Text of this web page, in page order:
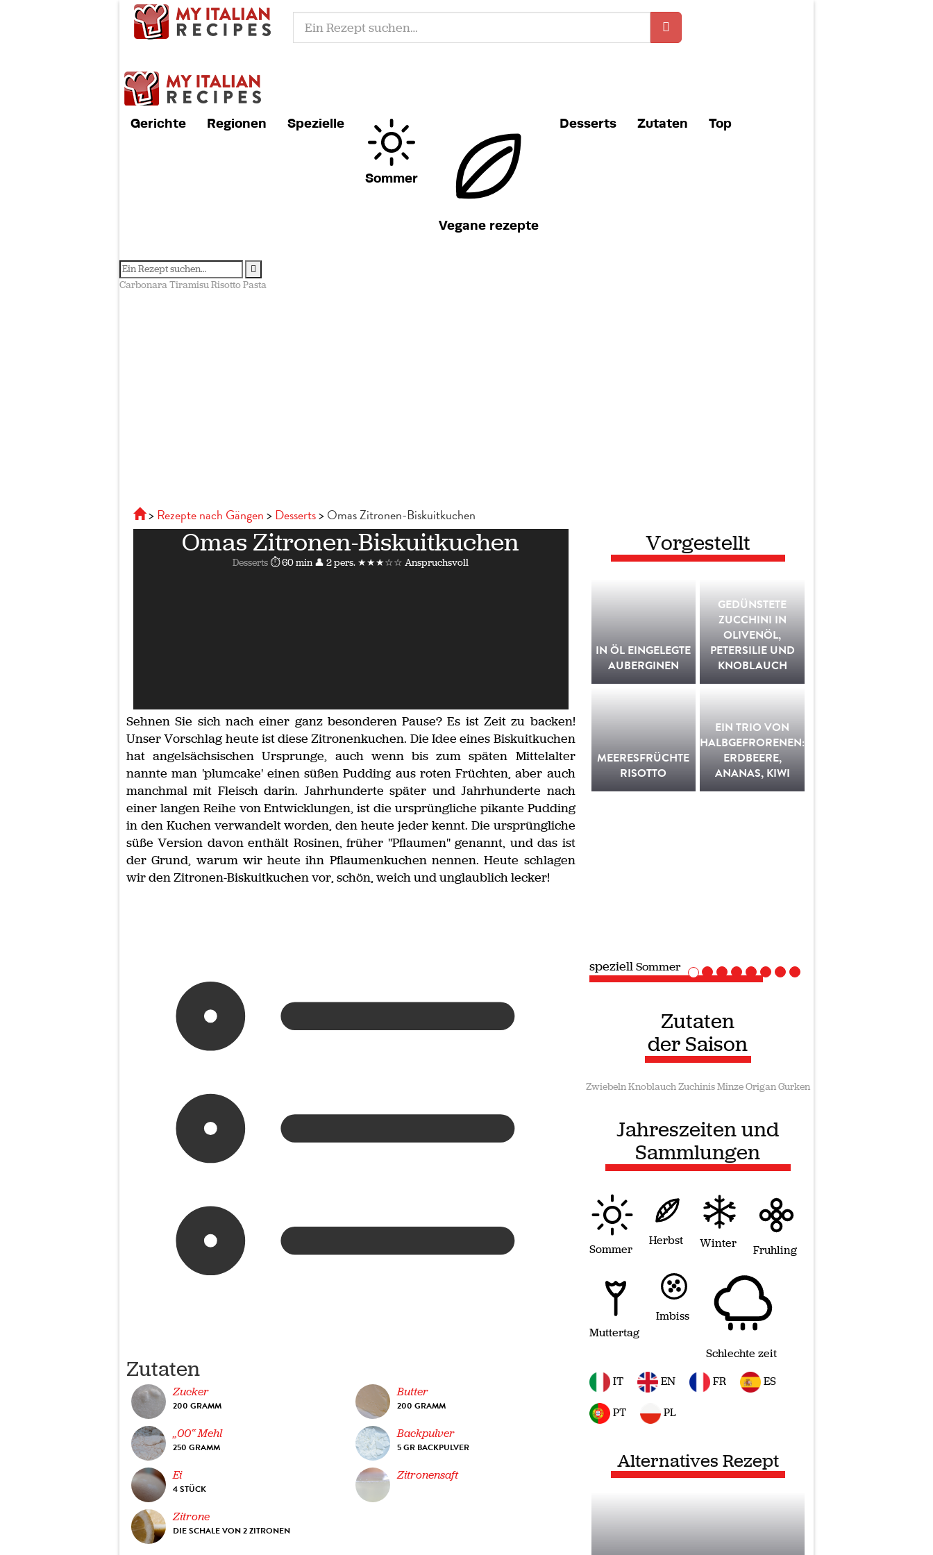
Gerichte Regionen Spezielle
Sommer
Vegane rezepte
Desserts Zutaten Top
CarbonaraTiramisuRisottoPasta
Rezepte nach Gängen Desserts Omas Zitronen-Biskuitkuchen
Omas Zitronen-Biskuitkuchen
Desserts ⏱ 60 min👤 2 pers. ★★★☆☆ Anspruchsvoll
Sehnen Sie sich nach einer ganz besonderen Pause? Es ist Zeit zu backen!
Unser Vorschlag heute ist diese Zitronenkuchen. Die Idee eines Biskuitkuchen
hat angelsächsischen Ursprunge, auch wenn bis zum späten Mittelalter
nannte man 'plumcake' einen süßen Pudding aus roten Früchten, aber auch
manchmal mit Fleisch darin. Jahrhunderte später und Jahrhunderte nach
einer langen Reihe von Entwicklungen, ist die ursprüngliche pikante Pudding
in den Kuchen verwandelt worden, den heute jeder kennt. Die ursprüngliche
süße Version davon enthält Rosinen, früher "Pflaumen" genannt, und das ist
der Grund, warum wir heute ihn Pflaumenkuchen nennen. Heute schlagen
wir den Zitronen-Biskuitkuchen vor, schön, weich und unglaublich lecker!
Zutaten
Zucker
200 GRAMM
Butter
200 GRAMM
„00“ Mehl
250 GRAMM
Backpulver
5 GR BACKPULVER
Ei
4 STÜCK
Zitronensaft
Zitrone
DIE SCHALE VON 2 ZITRONEN
Vorgestellt
IN ÖL EINGELEGTE
AUBERGINEN
GEDÜNSTETE
ZUCCHINI IN
OLIVENÖL,
PETERSILIE UND
KNOBLAUCH
MEERESFRÜCHTE
RISOTTO
EIN TRIO VON
HALBGEFRORENEN:
ERDBEERE,
ANANAS, KIWI
speziellVegane rezepte
Zutaten
der Saison
ZwiebelnKnoblauchZuchinisMinzeOriganGurken
Jahreszeiten und
Sammlungen
Sommer
Herbst Winter Fruhling
Muttertag
Imbiss
Schlechte zeit
IT
EN FR ES
PT PL
Alternatives Rezept